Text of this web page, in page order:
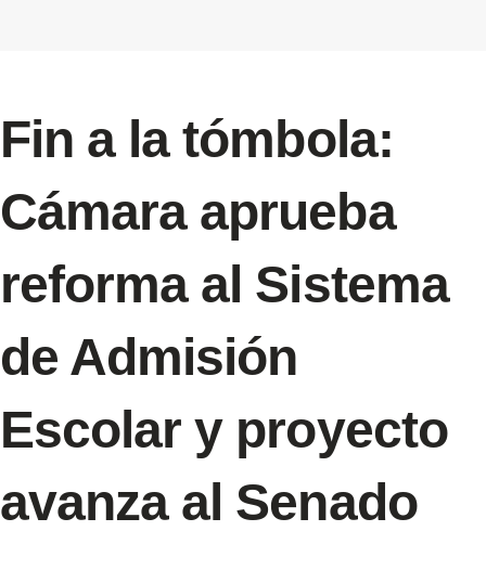
Fin a la tómbola:
Cámara aprueba
reforma al Sistema
de Admisión
Escolar y proyecto
avanza al Senado